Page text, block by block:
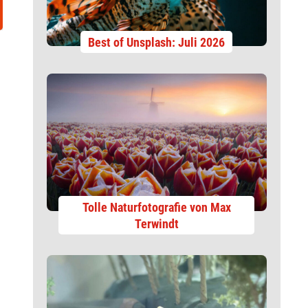
Best of Unsplash: Juli 2026
Tolle Naturfotografie von Max
Terwindt